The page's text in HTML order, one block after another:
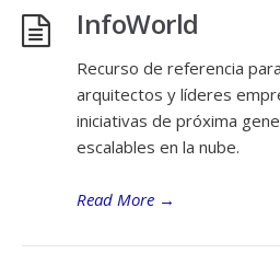
InfoWorld
Recurso de referencia
arquitectos y líderes
iniciativas de próxima
escalables en la nube.
Read More →